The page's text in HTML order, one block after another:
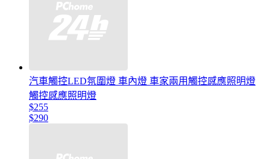
汽車觸控LED氛圍燈 車內燈 車家兩用觸控感應照明燈
觸控感應照明燈
$255
$290